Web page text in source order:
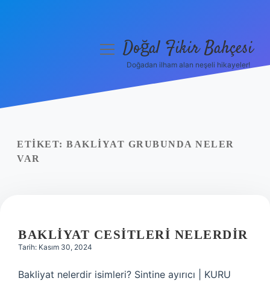
Yasal Uyarı
menüyüDoğal Fikir Bahçesi
Doğadan ilham alan neşeli hikayeler!
ETIKET: BAKLIYAT GRUBUNDA NELER
VAR
BAKLIYAT CESITLERI NELERDIR
Tarih: Kasım 30, 2024
Bakliyat nelerdir isimleri? Sintine ayırıcı | KURU